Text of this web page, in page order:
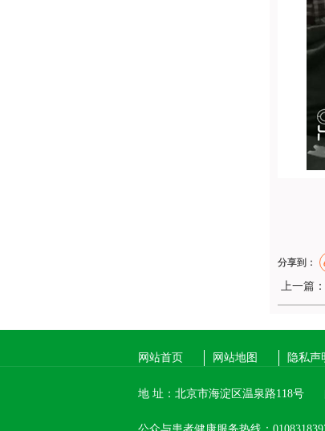
分享到：
上一篇：
网站首页 网站地图 隐私声
地 址：北京市海淀区温泉路118号